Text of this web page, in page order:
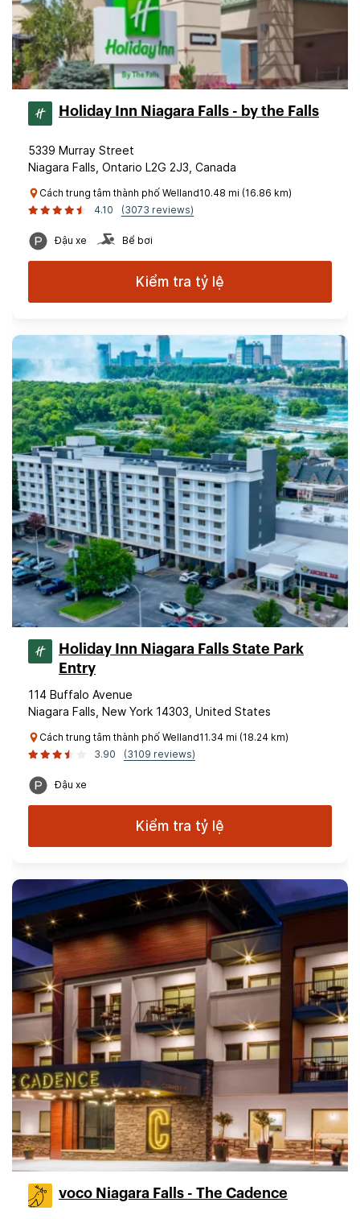
Holiday Inn Niagara Falls - by the Falls
5339 Murray Street
Niagara Falls, Ontario L2G 2J3, Canada
Cách trung tâm thành phố Welland10.48 mi (16.86 km)
4.10
(3073 reviews)
Đậu xe Bể bơi
Kiểm tra tỷ lệ
Holiday Inn Niagara Falls State Park
Entry
114 Buffalo Avenue
Niagara Falls, New York 14303, United States
Cách trung tâm thành phố Welland11.34 mi (18.24 km)
3.90
(3109 reviews)
Đậu xe
Kiểm tra tỷ lệ
voco Niagara Falls - The Cadence